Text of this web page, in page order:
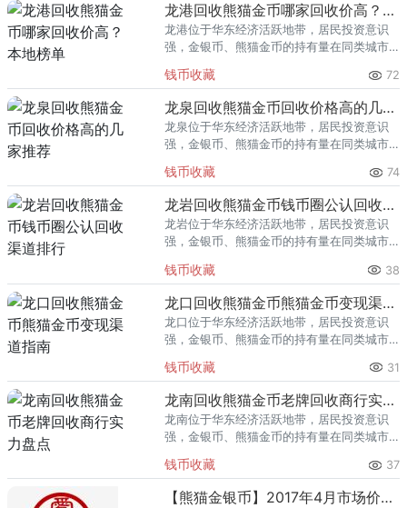
龙港回收熊猫金币哪家回收价高？本地榜单
龙港位于华东经济活跃地带，居民投资意识
强，金银币、熊猫金币的持有量在同类城市
熊猫金币的需求就明显升温，但鱼龙混杂的
回收渠道里，能精准识别版别溢
钱币收藏 72
龙泉回收熊猫金币回收价格高的几家推荐
龙泉位于华东经济活跃地带，居民投资意识
强，金银币、熊猫金币的持有量在同类城市
熊猫金币的需求就明显升温，但鱼龙混杂的
回收渠道里，能精准识别版别溢
钱币收藏 74
龙岩回收熊猫金币钱币圈公认回收渠道排行
龙岩位于华东经济活跃地带，居民投资意识
强，金银币、熊猫金币的持有量在同类城市
熊猫金币的需求就明显升温，但鱼龙混杂的
回收渠道里，能精准识别版别溢
钱币收藏 38
龙口回收熊猫金币熊猫金币变现渠道指南
龙口位于华东经济活跃地带，居民投资意识
强，金银币、熊猫金币的持有量在同类城市
熊猫金币的需求就明显升温，但鱼龙混杂的
回收渠道里，能精准识别版别溢
钱币收藏 31
龙南回收熊猫金币老牌回收商行实力盘点
龙南位于华东经济活跃地带，居民投资意识
强，金银币、熊猫金币的持有量在同类城市
熊猫金币的需求就明显升温，但鱼龙混杂的
回收渠道里，能精准识别版别溢
钱币收藏 37
【熊猫金银币】2017年4月市场价格表